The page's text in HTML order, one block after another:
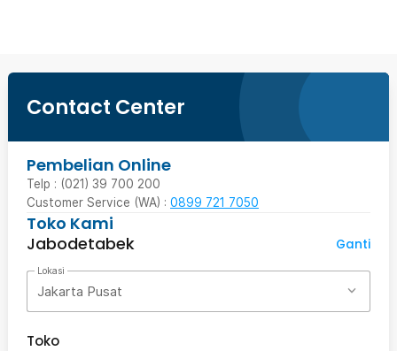
Contact Center
Pembelian Online
Telp : (021) 39 700 200
Customer Service (WA) : 0899 721 7050
Toko Kami
Jabodetabek
Ganti
Lokasi
Jakarta Pusat
Toko